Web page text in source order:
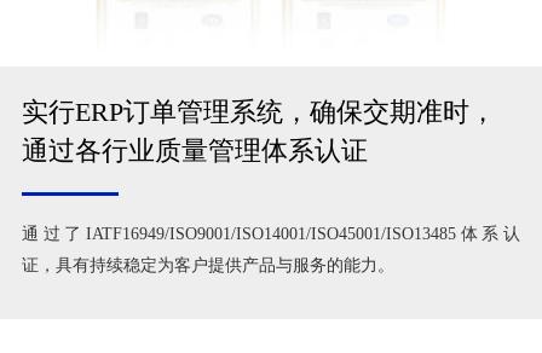
实行ERP订单管理系统，确保交期准时，
通过各行业质量管理体系认证
通过了IATF16949/ISO9001/ISO14001/ISO45001/ISO13485体系认
证，具有持续稳定为客户提供产品与服务的能力。